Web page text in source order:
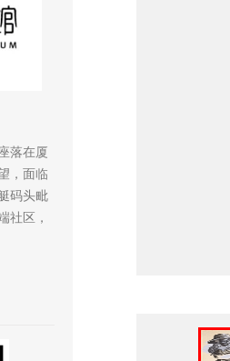
落在厦
，面临
码头毗
社区，